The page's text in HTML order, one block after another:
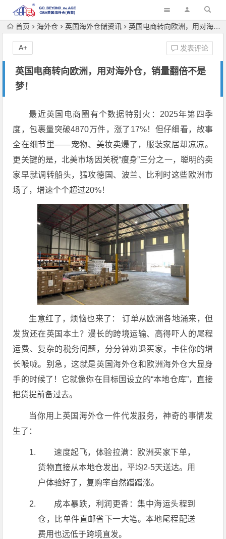
首页 海外仓 英国海外仓储资讯 英国电商转向欧洲，用对海外仓，销量翻倍不是梦！
英国电商转向欧洲，用对海外仓，销量翻倍不是
梦！
发表评论
A+
最近英国电商圈有个数据特别火：2025年第四季
度，包裹量突破4870万件，涨了17%！但仔细看，故事
全在细节里——宠物、美妆卖爆了，服装家居却凉凉。
更关键的是，北美市场因关税“瘦身”三分之一，聪明的卖
家早就调转船头，猛攻德国、波兰、比利时这些欧洲市
场了，增速个个超过20%！
生意红了，烦恼也来了： 订单从欧洲各地涌来，但
发货还在英国本土？漫长的跨境运输、高得吓人的尾程
运费、复杂的税务问题，分分钟劝退买家，卡住你的增
长喉咙。别急，这就是英国海外仓和欧洲海外仓大显身
手的时候了！它就像你在目标国设立的“本地仓库”，直接
把货提前备过去。
当你用上英国海外仓一件代发服务，神奇的事情发
生了：
速度起飞，体验拉满：欧洲买家下单，
货物直接从本地仓发出，平均2-5天送达。用
户体验好了，复购率自然蹭蹭涨。
成本暴跌，利润更香：集中海运头程到
仓，比单件直邮省下一大笔。本地尾程配送
费用也远低于跨境直发。